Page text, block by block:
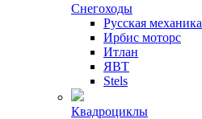
Снегоходы
Русская механика
Ирбис моторс
Итлан
ЯВТ
Stels
Квадроциклы